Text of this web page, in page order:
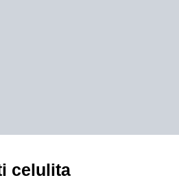
celulita